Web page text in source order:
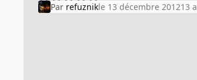
Par refuznikle 13 décembre 201213 a